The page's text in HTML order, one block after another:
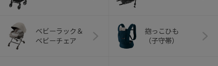
ベビーラック＆
ベビーチェア
抱っこひも
（子守帯）